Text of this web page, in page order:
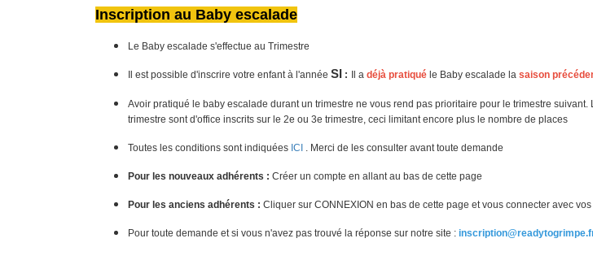
Inscription au Baby escalade
Le Baby escalade s'effectue au Trimestre
Il est possible d'inscrire votre enfant à l'année SI : Il a déjà pratiqué le Baby escalade la saison
Avoir pratiqué le baby escalade durant un trimestre ne vous rend pas prioritaire pour le trimestre
trimestre sont d'office inscrits sur le 2e ou 3e trimestre, ceci limitant encore plus le nombre de places
Toutes les conditions sont indiquées ICI . Merci de les consulter avant toute demande
Pour les nouveaux adhérents : Créer un compte en allant au bas de cette page
Pour les anciens adhérents : Cliquer sur CONNEXION en bas de cette page et vous connecter avec
Pour toute demande et si vous n'avez pas trouvé la réponse sur notre site :